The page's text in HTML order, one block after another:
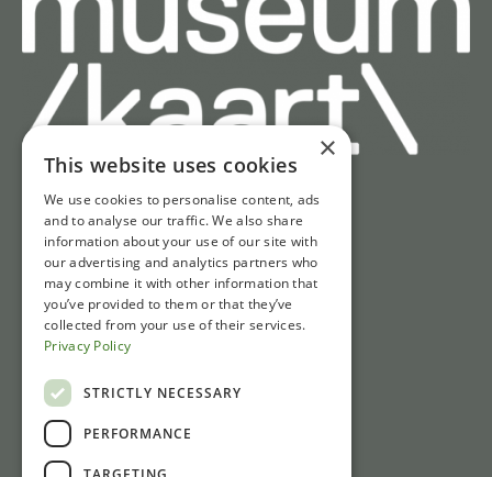
Schnell zu
Öffnungszeiten
Wegbeschreibung und Parken
Nachrichten
Kontakt
Gasthuisstraat 1
×
This website uses cookies
We use cookies to personalise content, ads
and to analyse our traffic. We also share
information about your use of our site with
our advertising and analytics partners who
may combine it with other information that
you’ve provided to them or that they’ve
collected from your use of their services.
Privacy Policy
STRICTLY NECESSARY
PERFORMANCE